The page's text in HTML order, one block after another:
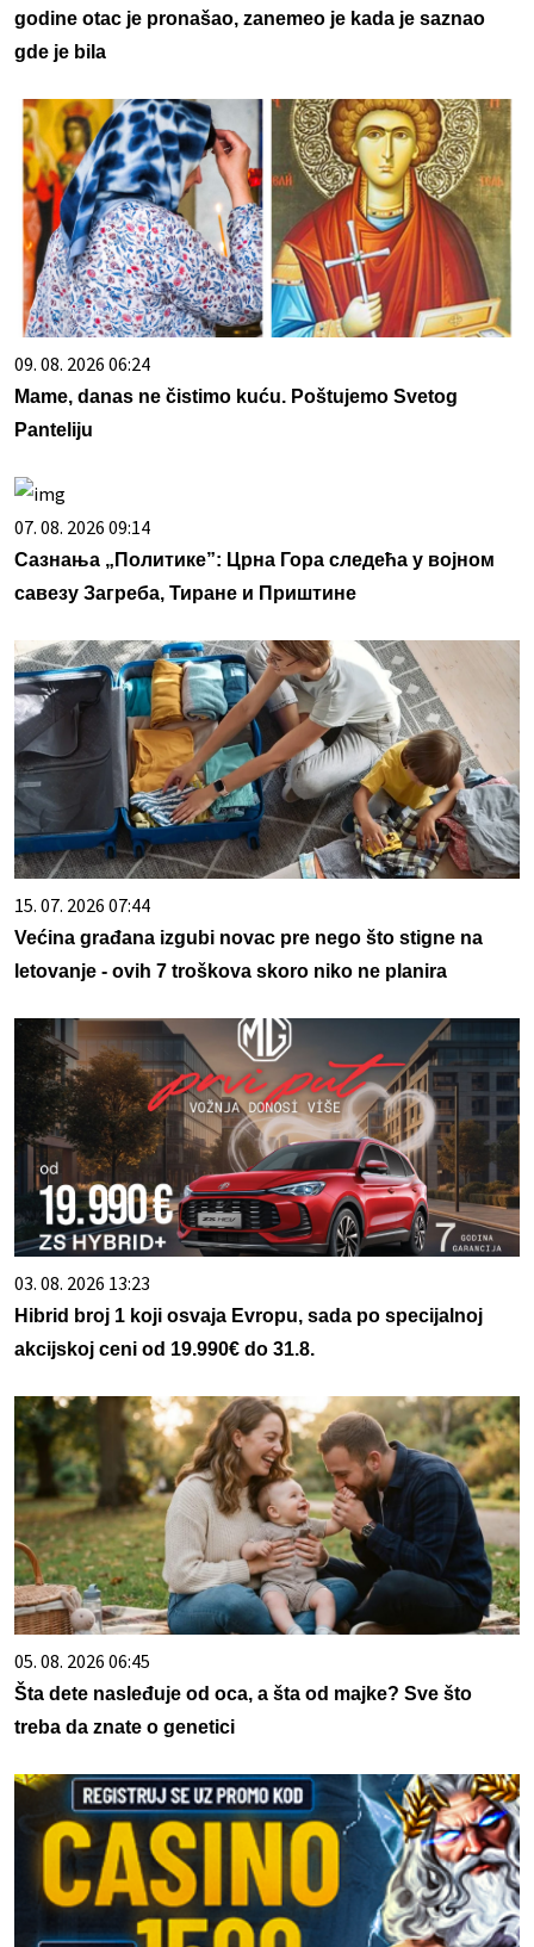
godine otac je pronašao, zanemeo je kada je saznao
gde je bila
09. 08. 2026 06:24
Mame, danas ne čistimo kuću. Poštujemo Svetog
Panteliju
07. 08. 2026 09:14
Сазнања „Политике”: Црна Гора следећа у војном
савезу Загреба, Тиране и Приштине
15. 07. 2026 07:44
Većina građana izgubi novac pre nego što stigne na
letovanje - ovih 7 troškova skoro niko ne planira
03. 08. 2026 13:23
Hibrid broj 1 koji osvaja Evropu, sada po specijalnoj
akcijskoj ceni od 19.990€ do 31.8.
05. 08. 2026 06:45
Šta dete nasleđuje od oca, a šta od majke? Sve što
treba da znate o genetici